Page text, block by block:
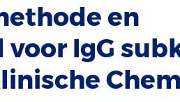
en
IgG